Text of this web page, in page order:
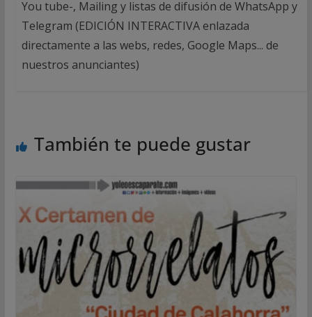
You tube-, Mailing y listas de difusión de WhatsApp y
Telegram (EDICIÓN INTERACTIVA enlazada
directamente a las webs, redes, Google Maps... de
nuestros anunciantes)
También te puede gustar